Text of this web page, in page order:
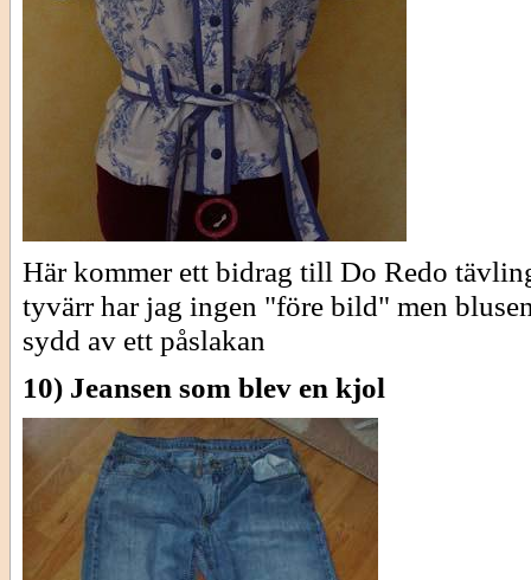
Här kommer ett bidrag till Do Redo
tyvärr har jag ingen "före bild" men
sydd av ett påslakan
10) Jeansen som blev en kjol